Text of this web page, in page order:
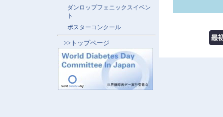
ダンロップフェニックスイベン
ト
ポスターコンクール
>>トップページ